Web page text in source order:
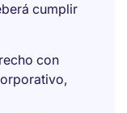
cumplir
con